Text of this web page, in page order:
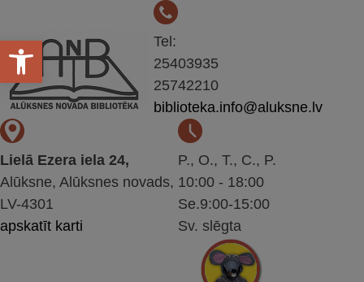
Open toolbar
Tel:
25403935
25742210
biblioteka.info@aluksne.lv
Lielā Ezera iela 24,
Alūksne, Alūksnes novads,
LV-4301
apskatīt karti
P., O., T., C., P.
10:00 - 18:00
Se.9:00-15:00
Sv. slēgta